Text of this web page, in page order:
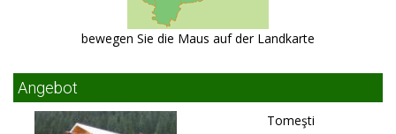
bewegen Sie die Maus auf der Landkarte
Angebot
Tomeşti